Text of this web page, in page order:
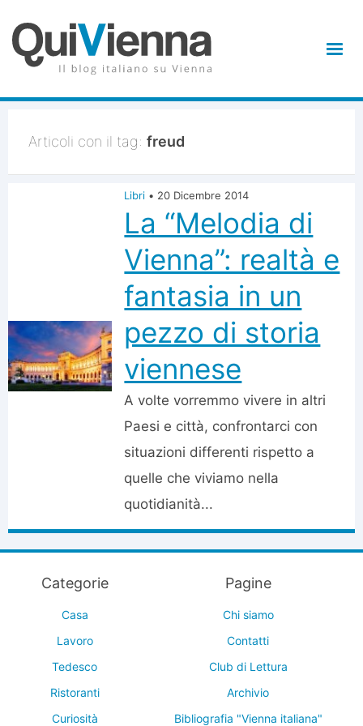
Articoli con il tag: freud
Libri • 20 Dicembre 2014
La “Melodia di
Vienna”: realtà e
fantasia in un
pezzo di storia
viennese
A volte vorremmo vivere in altri
Paesi e città, confrontarci con
situazioni differenti rispetto a
quelle che viviamo nella
quotidianità...
Categorie
Casa
Lavoro
Tedesco
Ristoranti
Curiosità
Pagine
Chi siamo
Contatti
Club di Lettura
Archivio
Bibliografia "Vienna italiana"